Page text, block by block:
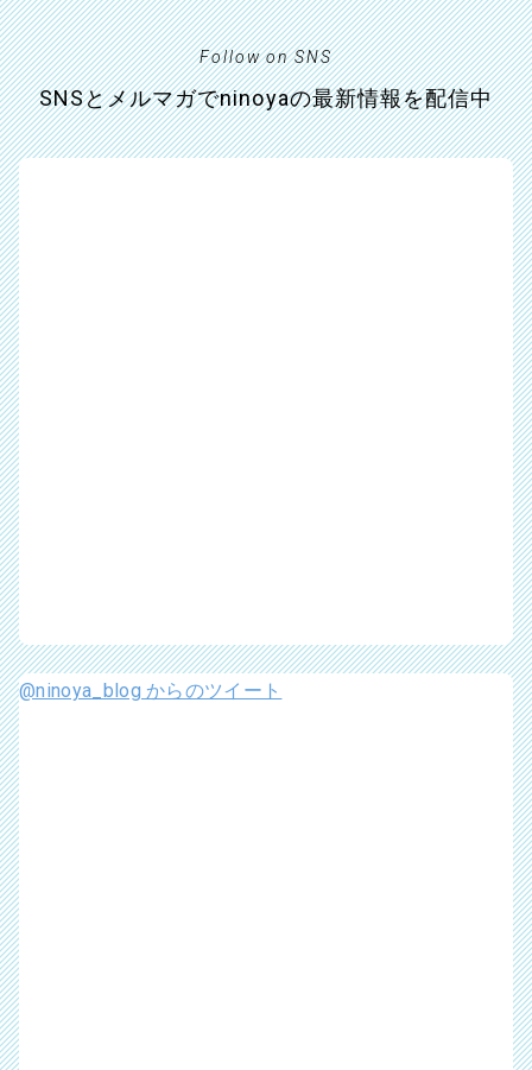
Follow on SNS
SNSとメルマガでninoyaの最新情報を配信中
@ninoya_blog からのツイート